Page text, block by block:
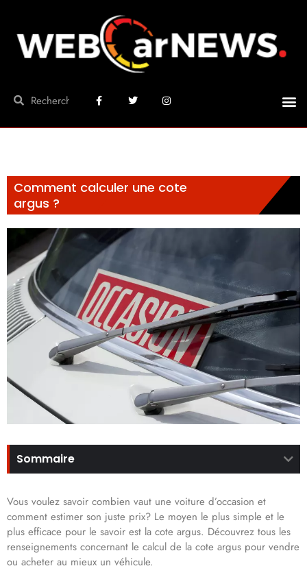
Comment calculer une cote
argus ?
Sommaire
Vous voulez savoir combien vaut une voiture d’occasion et
comment estimer son juste prix? Le moyen le plus simple et le
plus efficace pour le savoir est la cote argus. Découvrez tous les
renseignements concernant le calcul de la cote argus pour vendre
ou acheter au mieux un véhicule.